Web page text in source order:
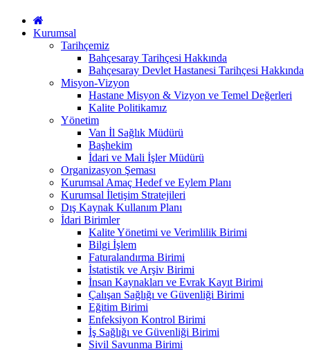
Kurumsal
Tarihçemiz
Bahçesaray Tarihçesi Hakkında
Bahçesaray Devlet Hastanesi Tarihçesi Hakkında
Misyon-Vizyon
Hastane Misyon & Vizyon ve Temel Değerleri
Kalite Politikamız
Yönetim
Van İl Sağlık Müdürü
Başhekim
İdari ve Mali İşler Müdürü
Organizasyon Şeması
Kurumsal Amaç Hedef ve Eylem Planı
Kurumsal İletişim Stratejileri
Dış Kaynak Kullanım Planı
İdari Birimler
Kalite Yönetimi ve Verimlilik Birimi
Bilgi İşlem
Faturalandırma Birimi
İstatistik ve Arşiv Birimi
İnsan Kaynakları ve Evrak Kayıt Birimi
Çalışan Sağlığı ve Güvenliği Birimi
Eğitim Birimi
Enfeksiyon Kontrol Birimi
İş Sağlığı ve Güvenliği Birimi
Sivil Savunma Birimi